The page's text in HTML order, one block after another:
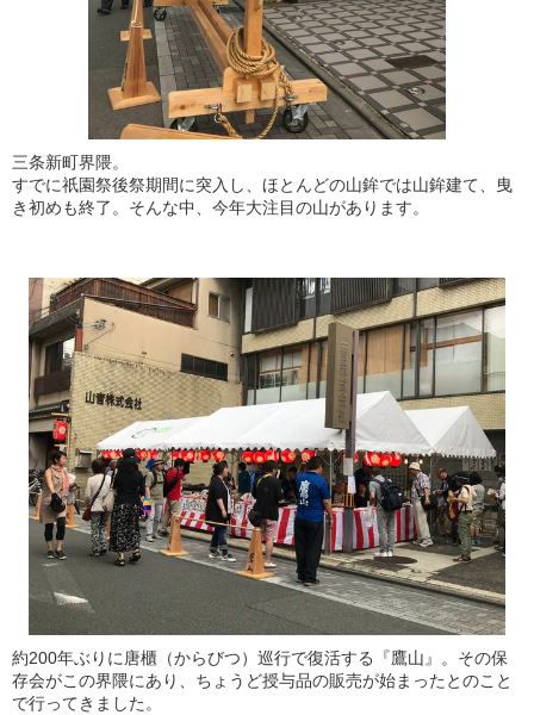
三条新町界隈。
すでに祇園祭後祭期間に突入し、ほとんどの山鉾では山鉾建て、曳
き初めも終了。そんな中、今年大注目の山があります。
約200年ぶりに唐櫃（からびつ）巡行で復活する『鷹山』。その保
存会がこの界隈にあり、ちょうど授与品の販売が始まったとのこと
で行ってきました。